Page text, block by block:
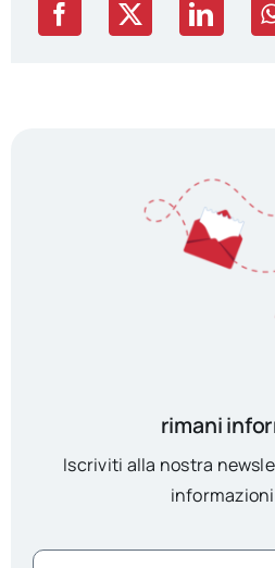
rimani
Iscriviti alla nostra